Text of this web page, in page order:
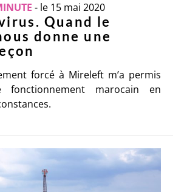
- le 15 mai 2020
Quand le
donne une
forcé à Mireleft m’a permis
marocain en